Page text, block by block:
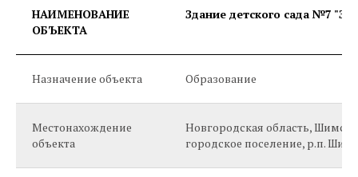
НАИМЕНОВАНИЕ
ОБЪЕКТА
Здание детского сада №7
Назначение объекта Образование
Местонахождение
объекта
Новгородская область,
городское поселение, р.п.